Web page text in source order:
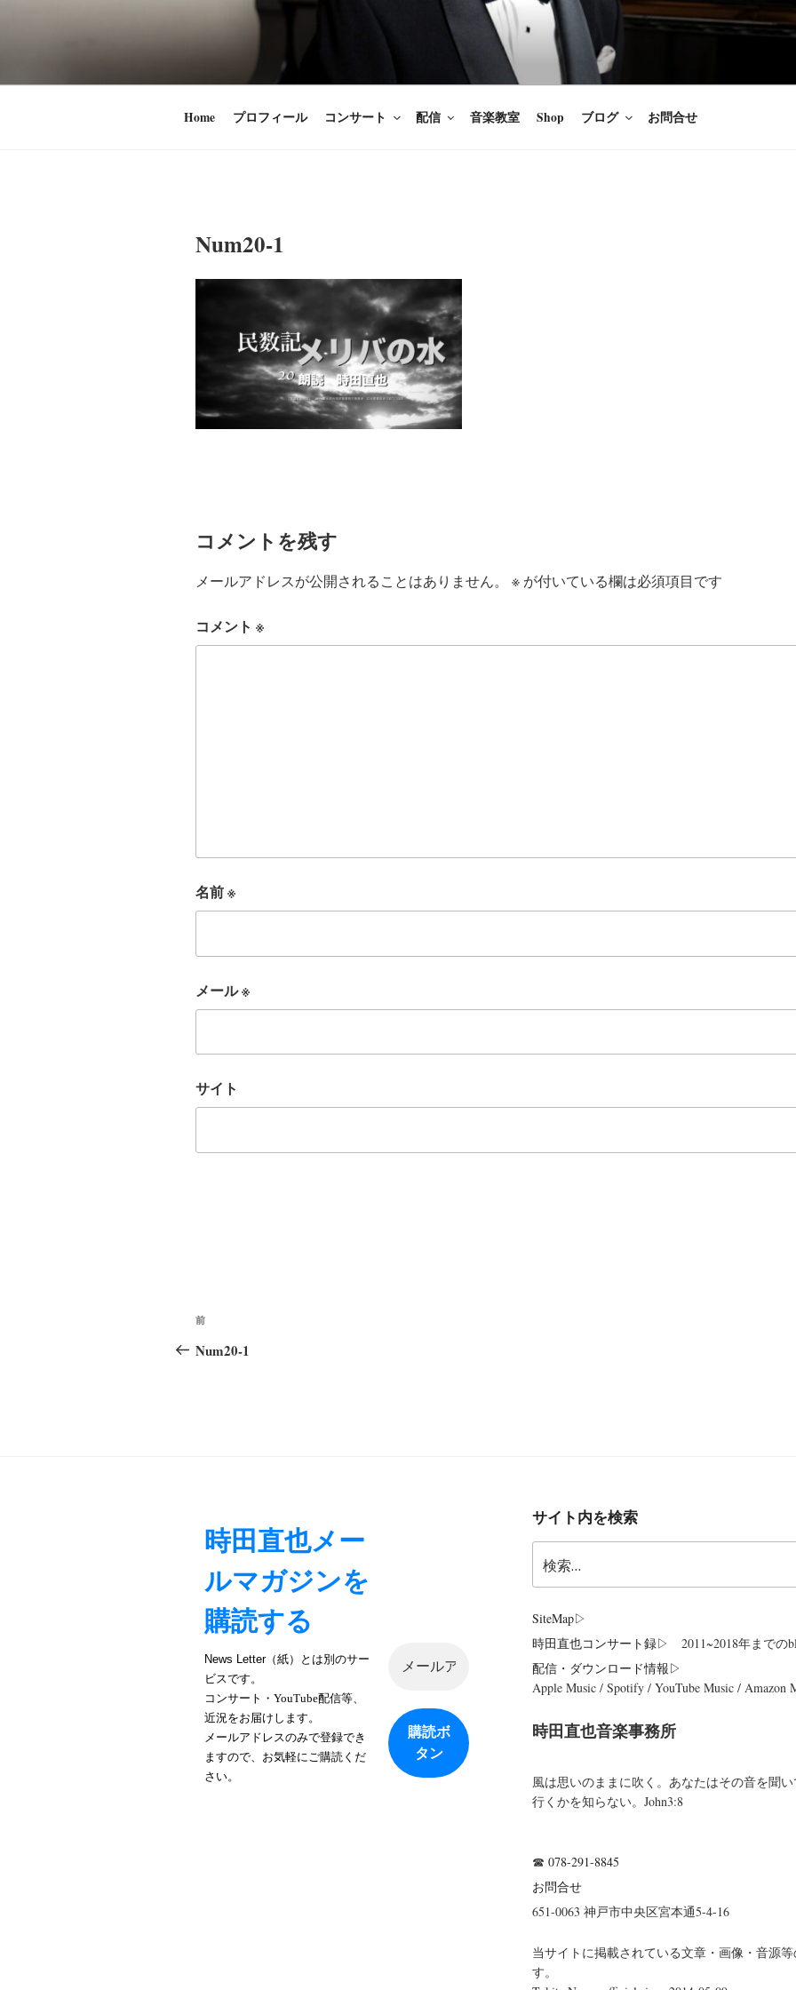
ン
時田直也 声楽家/BARITONE
歌うことは希望を語ること、生きることは喜び
うことかけがえのないあなたに「いのちの歌」
Home プロフィール コンサート 配信 音楽教室 Shop ブログ お問合せ
Num20-1
コメントを残す
メールアドレスが公開されることはありません。 ※ が付いている欄は必須項目です
コメント ※
名前※
メール※
サイト
投
稿
ョ
ン
前
の
前
Num20-1
時田直也メー
ルマガジンを
購読する
News Letter（紙）とは別のサー
ビスです。
コンサート・YouTube配信等、
近況をお届けします。
メールアドレスのみで登録でき
ますので、お気軽にご購読くだ
さい。
サイト内を検索
索:
SiteMap▷
時田直也コンサート録▷ 2011~2018年までの
配信・ダウンロード情報▷
Apple Music / Spotify / YouTube Music /
時田直也音楽事務所
風は思いのままに吹く。あなたはその音を聞
行くかを知らない。John3:8
☎ 078-291-8845
お問合せ
651-0063 神戸市中央区宮本通5-4-16
当サイトに掲載されている文章・画像・音源
す。